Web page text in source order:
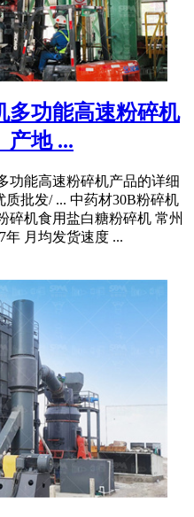
多功能高速粉碎机
产地 ...
功能高速粉碎机产品的详细
批发/ ... 中药材30B粉碎机
碎机食用盐白糖粉碎机 常州
月均发货速度 ...